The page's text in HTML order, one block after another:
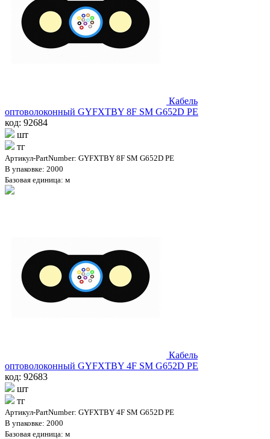
Кабель
оптоволоконный GYFXTBY 8F SM G652D PE
код: 92684
шт
тг
Артикул-PartNumber: GYFXTBY 8F SM G652D PE
В упаковке: 2000
Базовая единица: м
Кабель
оптоволоконный GYFXTBY 4F SM G652D PE
код: 92683
шт
тг
Артикул-PartNumber: GYFXTBY 4F SM G652D PE
В упаковке: 2000
Базовая единица: м